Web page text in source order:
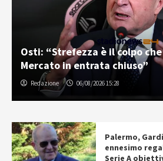
Osti: “Strefezza è il colpo
Mercato in entrata chiuso”
Redazione 06/08/2026 15:28
Palermo,
ennesimo
Serie A